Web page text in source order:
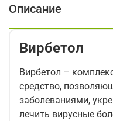
Описание
Вирбетол
Вирбетол –
средство,
заболеваниями,
лечить вирусные